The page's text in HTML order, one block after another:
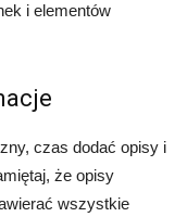
i elementów
czas dodać opisy i
że opisy
wszystkie